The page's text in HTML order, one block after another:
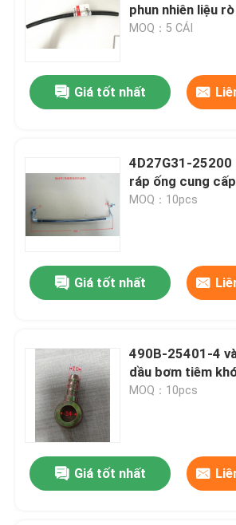
phun nhiên liệu
MOQ：5 CÁI
Giá tốt nhất
4D27G31-25200
ráp ống cung
MOQ：10pcs
Giá tốt nhất
490B-25401-4
dầu bơm tiêm
MOQ：10pcs
Giá tốt nhất